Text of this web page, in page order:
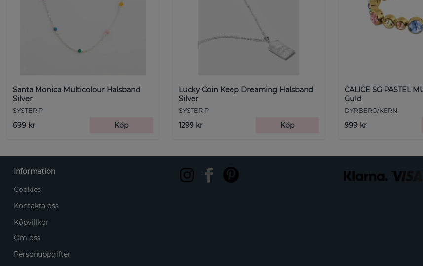
Santa Monica Multicolour Halsband
Silver
SYSTER P
699 kr Köp
Lucky Coin Keep Dreaming Halsband
Silver
SYSTER P
1299 kr Köp
CALICE SG PASTEL
Guld
DYRBERG/KERN
999 kr
Information
Cookies
Kontakta oss
Köpvillkor
Om oss
Personuppgifter